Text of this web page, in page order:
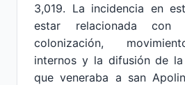
3,019. La incidencia en
estar relacionada
colonización,
internos y la difusión de
que veneraba a san